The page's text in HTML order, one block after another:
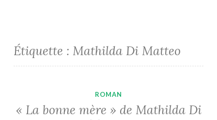
Étiquette : Mathilda Di Matteo
ROMAN
« La bonne mère » de Mathilda Di